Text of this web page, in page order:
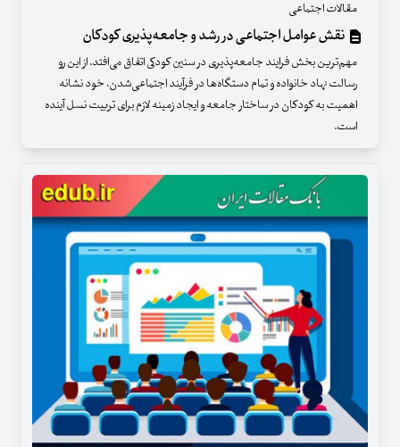
مقالات اجتماعی
نقش عوامل اجتماعی در رشد و جامعه‌پذیری کودکان
مهم‌ترین بخش فرایند جامعه‌پذیری در سنین کودکی اتفاق می‌افتد. از این رو
رسالت نهاد خانواده و تمام دستگاه‌ها در فرآیند اجتماعی‌شدن، خود نشانه
اهمیت به کودکان در ساختار جامعه و ایجاد زمینه لازم برای تربیت نسل آینده
است.